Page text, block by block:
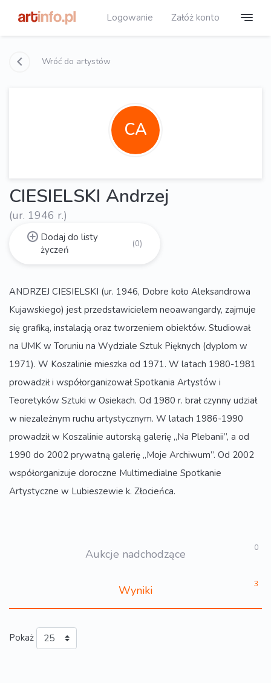
Logowanie Załóż konto
Wróć do artystów
CA
CIESIELSKI Andrzej
(ur. 1946 r.)
Dodaj do listy
życzeń
(0)
ANDRZEJ CIESIELSKI (ur. 1946, Dobre koło Aleksandrowa
Kujawskiego) jest przedstawicielem neoawangardy, zajmuje
się grafiką, instalacją oraz tworzeniem obiektów. Studiował
na UMK w Toruniu na Wydziale Sztuk Pięknych (dyplom w
1971). W Koszalinie mieszka od 1971. W latach 1980-1981
prowadził i współorganizował Spotkania Artystów i
Teoretyków Sztuki w Osiekach. Od 1980 r. brał czynny udział
w niezależnym ruchu artystycznym. W latach 1986-1990
prowadził w Koszalinie autorską galerię „Na Plebanii”, a od
1990 do 2002 prywatną galerię „Moje Archiwum”. Od 2002
współorganizuje doroczne Multimedialne Spotkanie
Artystyczne w Lubieszewie k. Złocieńca.
Aukcje nadchodzące 0
Wyniki 3
Pokaż